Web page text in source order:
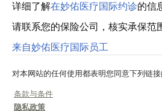
详细了解在妙佑医疗国际约诊的信
请联系您的保险公司，核实承保范
来自妙佑医疗国际员工
对本网站的任何使用都表明您同意下列链
条款与条件
隐私政策